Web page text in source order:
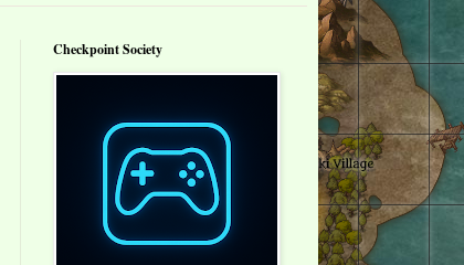
Checkpoint Society